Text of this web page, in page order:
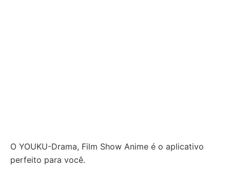
O YOUKU-Drama, Film Show Anime é o aplicativo
perfeito para você.